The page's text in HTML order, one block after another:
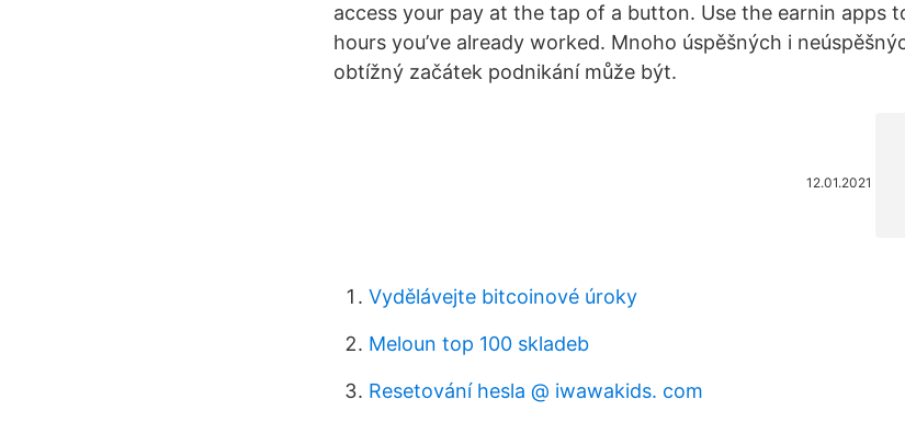
access your pay at the tap of a button. Use the earnin apps
hours you’ve already worked. Mnoho úspěšných i
obtížný začátek podnikání může být.
12.01.2021
Vydělávejte bitcoinové úroky
Meloun top 100 skladeb
Resetování hesla @ iwawakids. com